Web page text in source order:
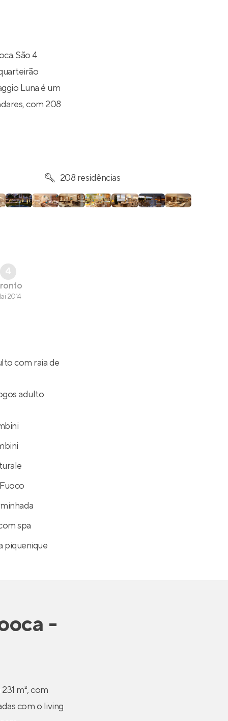
São 4
Luna é um
com 208
208 residências
4
2014
com raia de
adulto
spa
piquenique
-
m², com
com o living